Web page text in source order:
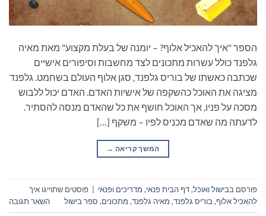
הספר "איך להאכיל אלוף? – יומנה של בעלת מקצוע" מאת מאיה
גלפנד כולל עשרות מתכונים לצד מחשבות וסיפורים אישיים
שכתבה כאשתו של בוריס גלפנד, סגן אלוף העולם בשחמט. גלפנד
מציגה את האוכל כהשקפה של אישיות האדם. האדם יכול ללבוש
מסכה על פניו, אך האוכל חושף את כל שהאדם מנסה להסתיר.
לדעתה מה שאדם מכניס לפיו – משקף […]
המשך קריאה →
פורסם בבישול ואוכל,דף הבית פנאי, מדריכים ופנאי פוסטים שתוייגו איך
להאכיל אלוף, בוריס גלפנד, מאיה גלפנד, מתכונים, ספר בישול השאר תגובה